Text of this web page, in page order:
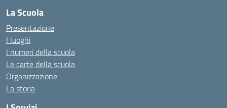
La Scuola
Presentazione
I luoghi
I numeri della scuola
Le carte della scuola
Organizzazione
La storia